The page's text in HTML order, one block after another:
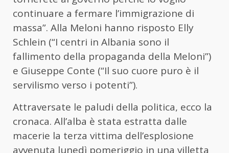
continuare a fermare l’immigrazione di
massa”. Alla Meloni hanno risposto Elly
Schlein (“I centri in Albania sono il
fallimento della propaganda della Meloni”)
e Giuseppe Conte (“Il suo cuore puro è il
servilismo verso i potenti”).
Attraversate le paludi della politica, ecco la
cronaca. All’alba è stata estratta dalle
macerie la terza vittima dell’esplosione
avvenuta lunedì pomeriggio in una villetta